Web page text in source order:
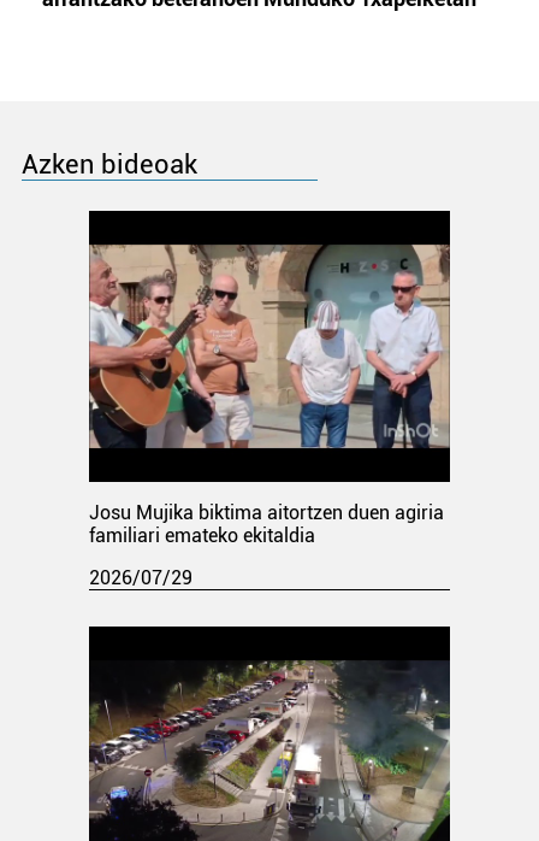
Azken bideoak
Josu Mujika biktima aitortzen duen agiria
familiari emateko ekitaldia
2026/07/29